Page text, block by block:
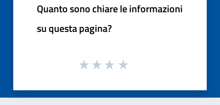
Quanto sono chiare le informazioni
su questa pagina?